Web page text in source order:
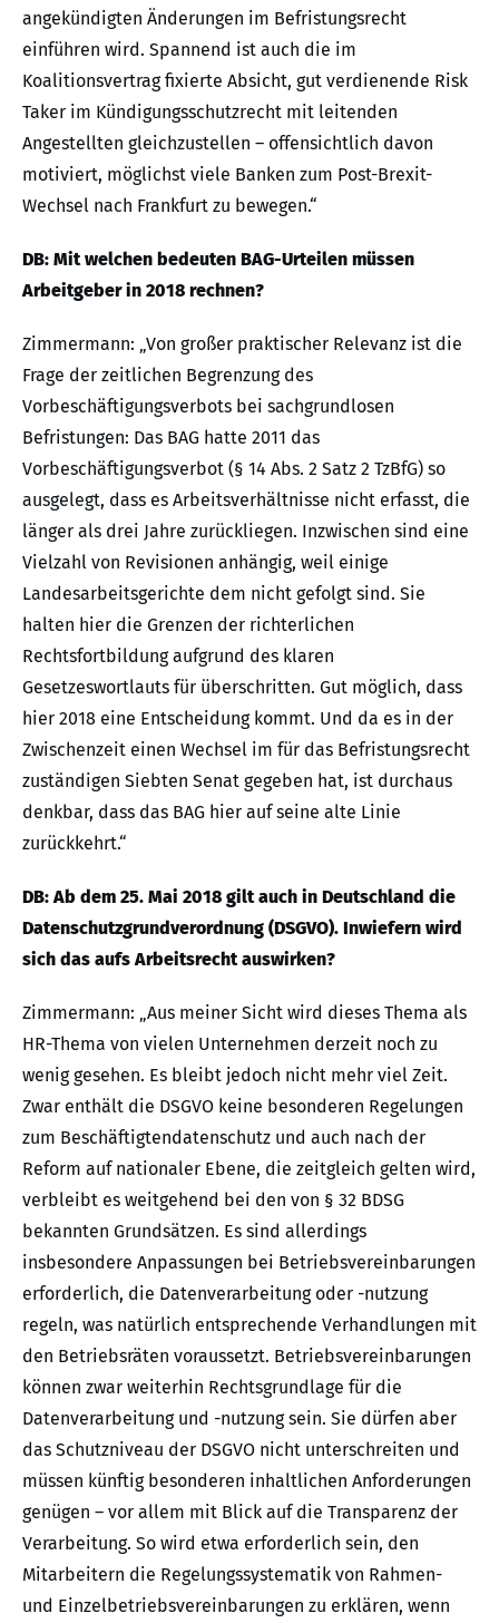
angekündigten Änderungen im Befristungsrecht
einführen wird. Spannend ist auch die im
Koalitionsvertrag fixierte Absicht, gut verdienende Risk
Taker im Kündigungsschutzrecht mit leitenden
Angestellten gleichzustellen – offensichtlich davon
motiviert, möglichst viele Banken zum Post-Brexit-
Wechsel nach Frankfurt zu bewegen.“
DB: Mit welchen bedeuten BAG-Urteilen müssen
Arbeitgeber in 2018 rechnen?
Zimmermann: „Von großer praktischer Relevanz ist die
Frage der zeitlichen Begrenzung des
Vorbeschäftigungsverbots bei sachgrundlosen
Befristungen: Das BAG hatte 2011 das
Vorbeschäftigungsverbot (§ 14 Abs. 2 Satz 2 TzBfG) so
ausgelegt, dass es Arbeitsverhältnisse nicht erfasst, die
länger als drei Jahre zurückliegen. Inzwischen sind eine
Vielzahl von Revisionen anhängig, weil einige
Landesarbeitsgerichte dem nicht gefolgt sind. Sie
halten hier die Grenzen der richterlichen
Rechtsfortbildung aufgrund des klaren
Gesetzeswortlauts für überschritten. Gut möglich, dass
hier 2018 eine Entscheidung kommt. Und da es in der
Zwischenzeit einen Wechsel im für das Befristungsrecht
zuständigen Siebten Senat gegeben hat, ist durchaus
denkbar, dass das BAG hier auf seine alte Linie
zurückkehrt.“
DB: Ab dem 25. Mai 2018 gilt auch in Deutschland die
Datenschutzgrundverordnung (DSGVO). Inwiefern wird
sich das aufs Arbeitsrecht auswirken?
Zimmermann: „Aus meiner Sicht wird dieses Thema als
HR-Thema von vielen Unternehmen derzeit noch zu
wenig gesehen. Es bleibt jedoch nicht mehr viel Zeit.
Zwar enthält die DSGVO keine besonderen Regelungen
zum Beschäftigtendatenschutz und auch nach der
Reform auf nationaler Ebene, die zeitgleich gelten wird,
verbleibt es weitgehend bei den von § 32 BDSG
bekannten Grundsätzen. Es sind allerdings
insbesondere Anpassungen bei Betriebsvereinbarungen
erforderlich, die Datenverarbeitung oder -nutzung
regeln, was natürlich entsprechende Verhandlungen mit
den Betriebsräten voraussetzt. Betriebsvereinbarungen
können zwar weiterhin Rechtsgrundlage für die
Datenverarbeitung und -nutzung sein. Sie dürfen aber
das Schutzniveau der DSGVO nicht unterschreiten und
müssen künftig besonderen inhaltlichen Anforderungen
genügen – vor allem mit Blick auf die Transparenz der
Verarbeitung. So wird etwa erforderlich sein, den
Mitarbeitern die Regelungssystematik von Rahmen-
und Einzelbetriebsvereinbarungen zu erklären, wenn